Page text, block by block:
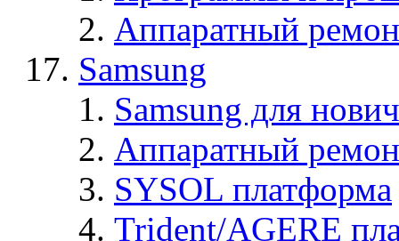
Аппаратный
Samsung
Samsung для
Аппаратный
SYSOL платформа
Trident/AGERE